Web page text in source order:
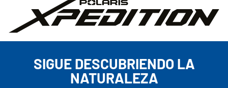
SIGUE DESCUBRIENDO LA
NATURALEZA